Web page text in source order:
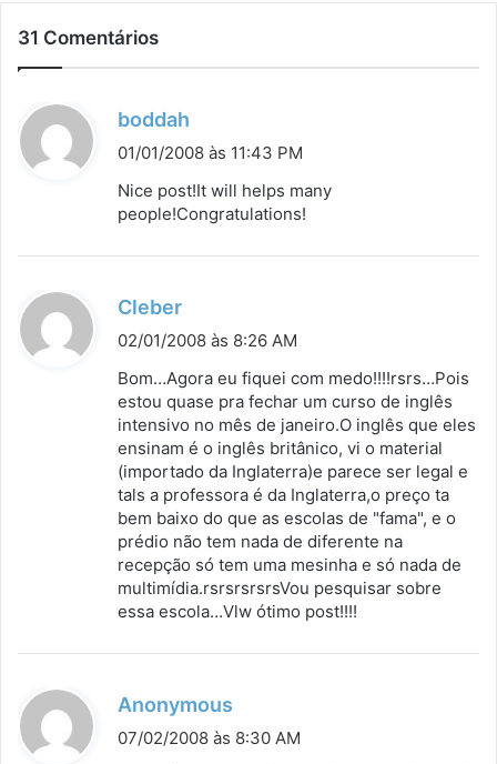
31 Comentários
boddah
i
s
01/01/2008 às 11:43 PM
Nice post!It will helps many
people!Congratulations!
Cleber
i
s
e
:
02/01/2008 às 8:26 AM
Bom…Agora eu fiquei com medo!!!!rsrs…Pois
estou quase pra fechar um curso de inglês
intensivo no mês de janeiro.O inglês que eles
ensinam é o inglês britânico, vi o material
(importado da Inglaterra)e parece ser legal e
tals a professora é da Inglaterra,o preço ta
bem baixo do que as escolas de "fama", e o
prédio não tem nada de diferente na
recepção só tem uma mesinha e só nada de
multimídia.rsrsrsrsrsVou pesquisar sobre
essa escola…Vlw ótimo post!!!!
Anonymous
i
07/02/2008 às 8:30 AM